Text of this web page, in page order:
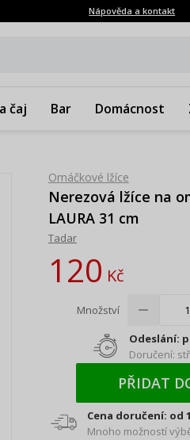
Nápověda a kontakt
čaj Bar Domácnost
Omáčkové lžíce
Nerezová lžíce na
LAURA 31 cm
Tadar
120Kč
Množství
Odeslání:
Doručení:
PŘIDAT
Cena doručení: od
Mnoho možností